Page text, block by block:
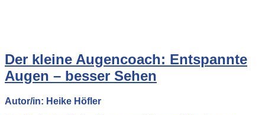
Der kleine Augencoach: Entspannte
Augen – besser Sehen
Autor/in: Heike Höfler